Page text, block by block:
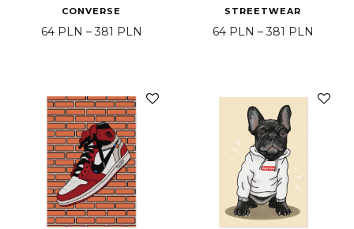
CONVERSE
64 PLN – 381 PLN Price range: 64 PLN through 381 PLN
STREETWEAR
64 PLN – 381 PLN